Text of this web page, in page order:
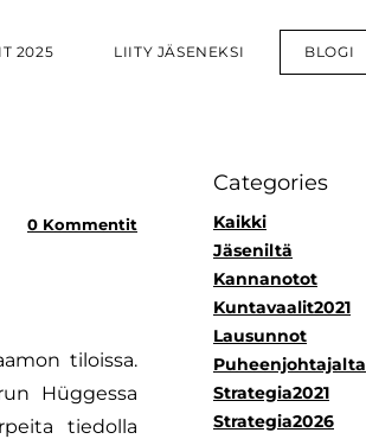
2025 LIITY JÄSENEKSI BLOGI
0 Kommentit
tiloissa.
Hüggessa
tiedolla
Categories
Kaikki
Jäseniltä
Kannanotot
Kuntavaalit2021
Lausunnot
Puheenjohtajalta
Strategia2021
Strategia2026